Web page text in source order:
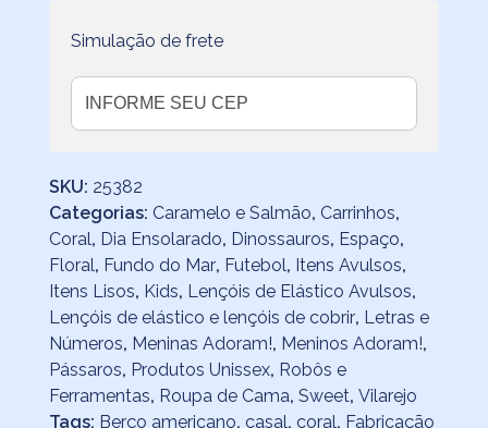
Simulação de frete
SKU: 25382
Categorias: Caramelo e Salmão, Carrinhos,
Coral, Dia Ensolarado, Dinossauros, Espaço,
Floral, Fundo do Mar, Futebol, Itens Avulsos,
Itens Lisos, Kids, Lençóis de Elástico Avulsos,
Lençóis de elástico e lençóis de cobrir, Letras e
Números, Meninas Adoram!, Meninos Adoram!,
Pássaros, Produtos Unissex, Robôs e
Ferramentas, Roupa de Cama, Sweet, Vilarejo
Tags: Berço americano, casal, coral, Fabricação